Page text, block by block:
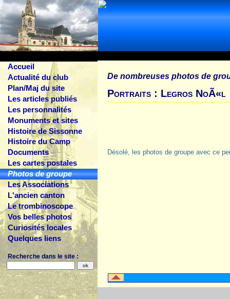
Accueil
Actualité du club
Plan/Maj du site
Les articles publiés
Les personnalités
Monuments et sites
Histoire de Sissonne
Histoire du Camp
Documents
Les cartes postales
Photos de groupe
Les Associations
L'ancien canton
Le trombinoscope
Vos belles photos
Curiosités locales
Quelques liens
Recherche dans le site :
De nombreuses photos de
Portraits : Legros NoÃ«l
Désolé, les photos de groupe avec ce